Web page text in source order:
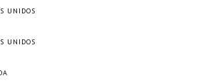
UNIDOS
UNIDOS